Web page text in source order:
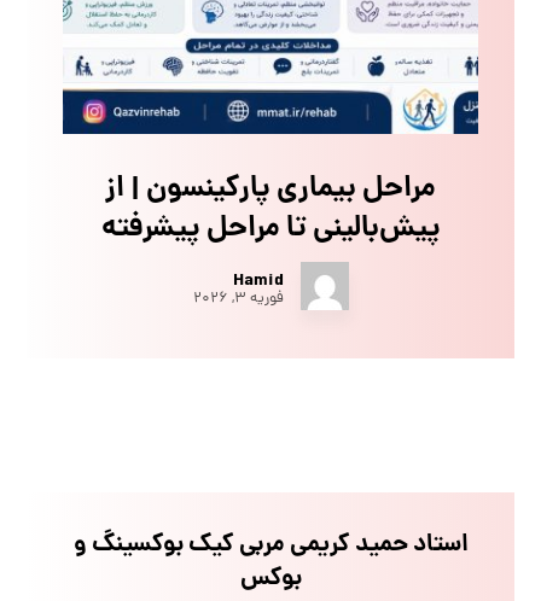
مراحل بیماری پارکینسون | از
پیش‌بالینی تا مراحل پیشرفته
Hamid
فوریه ۳, ۲۰۲۶
استاد حمید کریمی مربی کیک بوکسینگ و
بوکس